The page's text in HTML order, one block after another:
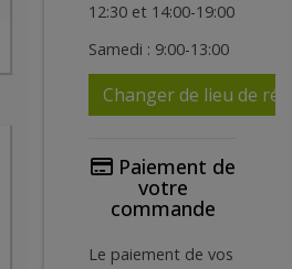
12:30 et 14:00-19:00
Samedi : 9:00-13:00
Changer de lieu de
Paiement de
votre
commande
Le paiement de vos